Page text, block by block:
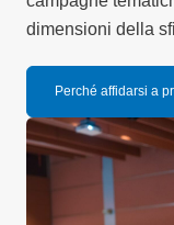
dimensioni della
Perché affidarsi a